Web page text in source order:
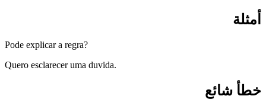
أمثلة
Pode explicar a regra?
Quero esclarecer uma duvida.
خطأ شائع